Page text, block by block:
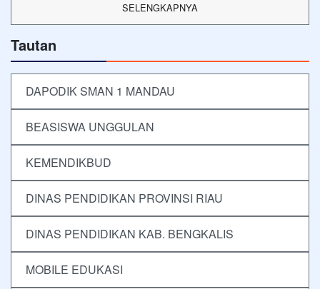
SELENGKAPNYA
Tautan
DAPODIK SMAN 1 MANDAU
BEASISWA UNGGULAN
KEMENDIKBUD
DINAS PENDIDIKAN PROVINSI RIAU
DINAS PENDIDIKAN KAB. BENGKALIS
MOBILE EDUKASI